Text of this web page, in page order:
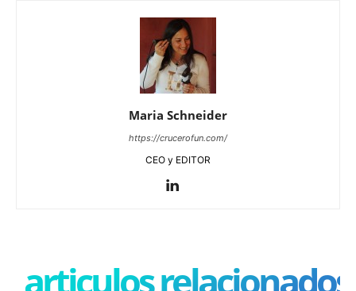
Maria Schneider
https://crucerofun.com/
CEO y EDITOR
articulos relacionados